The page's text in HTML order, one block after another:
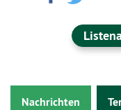
Nachrichten